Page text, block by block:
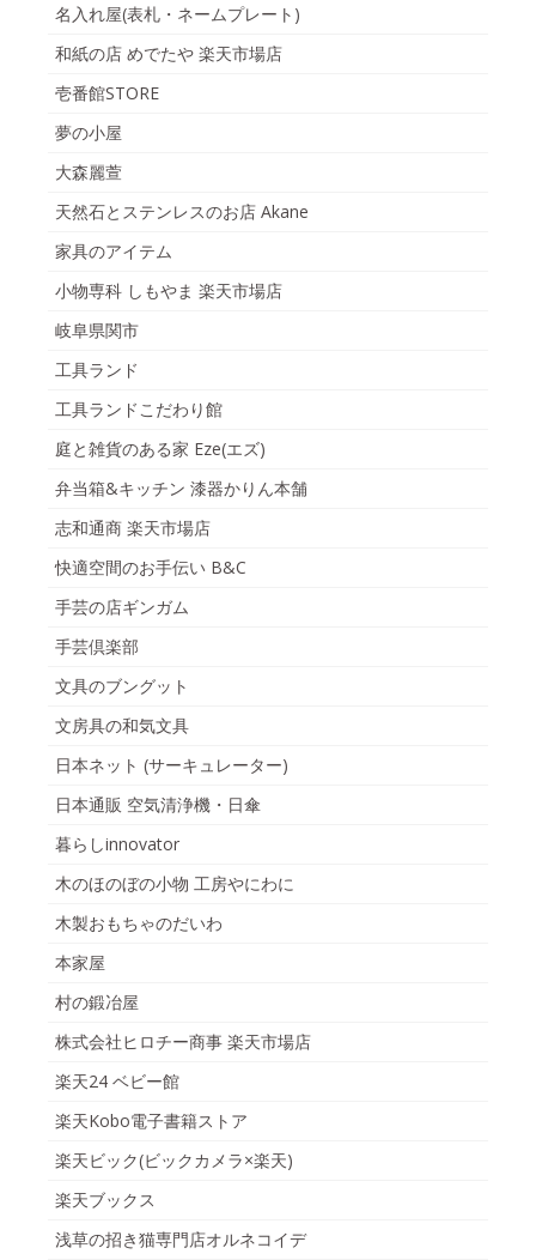
名入れ屋(表札・ネームプレート)
和紙の店 めでたや 楽天市場店
壱番館STORE
夢の小屋
大森麗萱
天然石とステンレスのお店 Akane
家具のアイテム
小物専科 しもやま 楽天市場店
岐阜県関市
工具ランド
工具ランドこだわり館
庭と雑貨のある家 Eze(エズ)
弁当箱&キッチン 漆器かりん本舗
志和通商 楽天市場店
快適空間のお手伝い B&C
手芸の店ギンガム
手芸倶楽部
文具のブングット
文房具の和気文具
日本ネット (サーキュレーター)
日本通販 空気清浄機・日傘
暮らしinnovator
木のほのぼの小物 工房やにわに
木製おもちゃのだいわ
本家屋
村の鍛冶屋
株式会社ヒロチー商事 楽天市場店
楽天24 ベビー館
楽天Kobo電子書籍ストア
楽天ビック(ビックカメラ×楽天)
楽天ブックス
浅草の招き猫専門店オルネコイデ